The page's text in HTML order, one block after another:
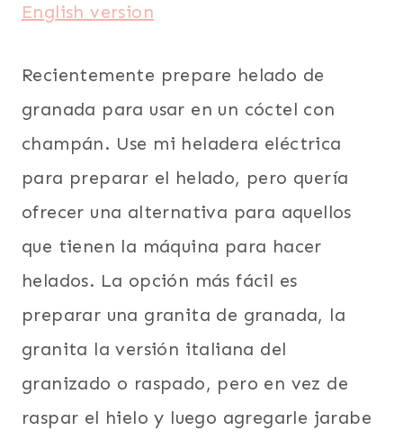
English version
Recientemente prepare helado de
granada para usar en un cóctel con
champán. Use mi heladera eléctrica
para preparar el helado, pero quería
ofrecer una alternativa para aquellos
que tienen la máquina para hacer
helados. La opción más fácil es
preparar una granita de granada, la
granita la versión italiana del
granizado o raspado, pero en vez de
raspar el hielo y luego agregarle jarabe